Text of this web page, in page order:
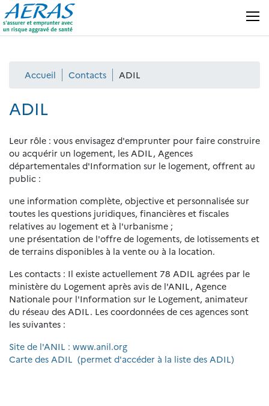
Panneau de gestion des cookies
Accueil Contacts ADIL
ADIL
Leur rôle : vous envisagez d'emprunter pour faire construire
ou acquérir un logement, les ADIL, Agences
départementales d'Information sur le logement, offrent au
public :
une information complète, objective et personnalisée sur
toutes les questions juridiques, financières et fiscales
relatives au logement et à l'urbanisme ;
une présentation de l'offre de logements, de lotissements et
de terrains disponibles à la vente ou à la location.
Les contacts : Il existe actuellement 78 ADIL agrées par le
ministère du Logement après avis de l'ANIL, Agence
Nationale pour l'Information sur le Logement, animateur
du réseau des ADIL. Les coordonnées de ces agences sont
les suivantes :
Site de l'ANIL : www.anil.org
Carte des ADIL (permet d'accéder à la liste des ADIL)